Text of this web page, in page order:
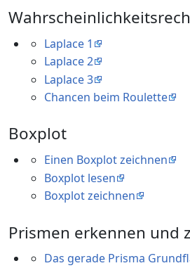
Laplace 1
Laplace 2
Laplace 3
Chancen beim Roulette
Boxplot
Einen Boxplot zeichnen
Boxplot lesen
Boxplot zeichnen
Prismen erkennen und
Das gerade Prisma